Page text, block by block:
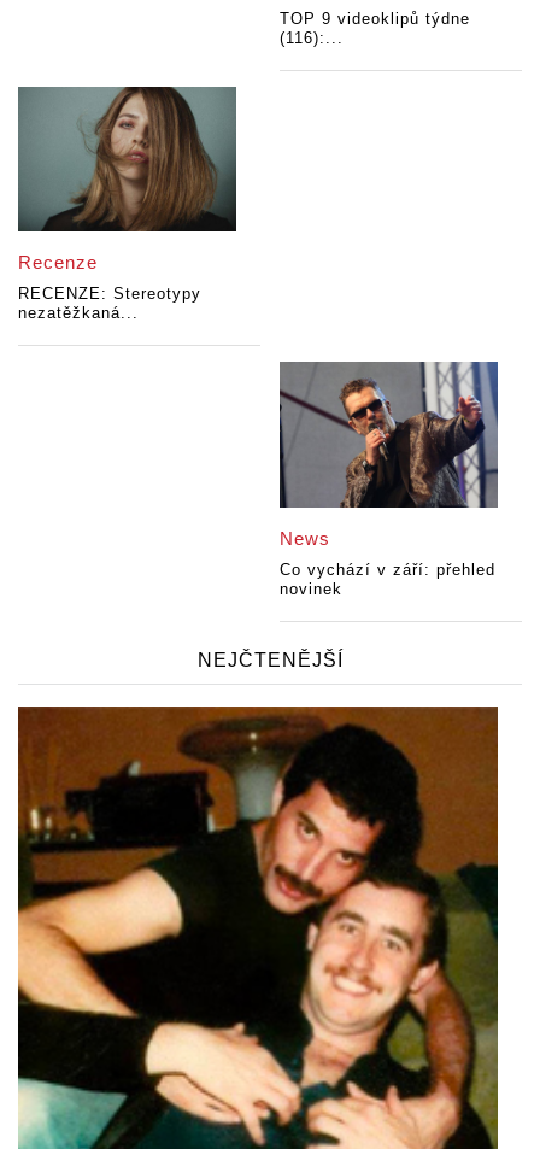
TOP 9 videoklipů týdne
(116):...
Recenze
RECENZE: Stereotypy
nezatěžkaná...
News
Co vychází v září: přehled
novinek
NEJČTENĚJŠÍ